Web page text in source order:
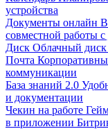
устройства
Документы онлайн
совместной работы
Диск Облачный диск
Почта
коммуникации
База знаний 2.0
и документации
Чекин на работе
в приложении